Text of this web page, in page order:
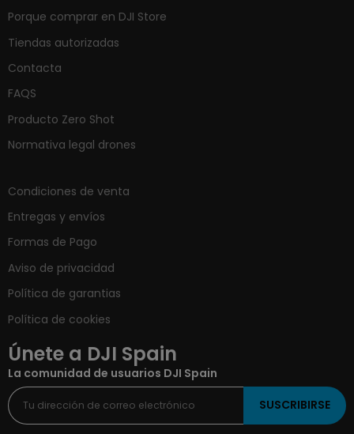
Porque comprar en DJI Store
Tiendas autorizadas
Contacta
FAQS
Producto Zero Shot
Normativa legal drones
Condiciones de venta
Entregas y envíos
Formas de Pago
Aviso de privacidad
Política de garantias
Política de cookies
Únete a DJI Spain
La comunidad de usuarios DJI Spain
SUSCRIBIRSE